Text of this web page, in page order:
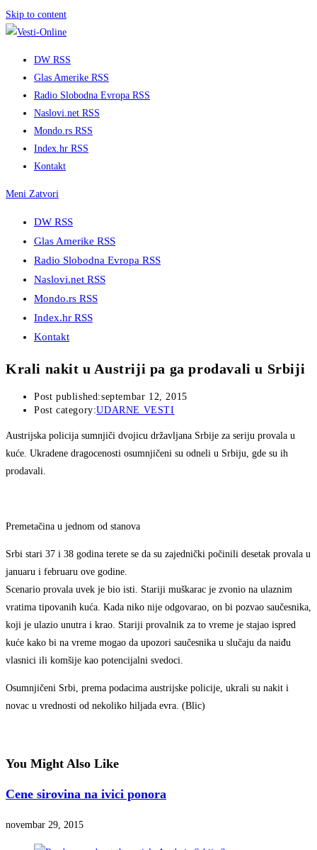
Skip to content
DW RSS
Glas Amerike RSS
Radio Slobodna Evropa RSS
Naslovi.net RSS
Mondo.rs RSS
Index.hr RSS
Kontakt
Meni Zatvori
DW RSS
Glas Amerike RSS
Radio Slobodna Evropa RSS
Naslovi.net RSS
Mondo.rs RSS
Index.hr RSS
Kontakt
Krali nakit u Austriji pa ga prodavali u Srbiji
Post published:septembar 12, 2015
Post category:UDARNE VESTI
Austrijska policija sumnjiči dvojicu državljana Srbije za seriju provala u
kuće. Ukradene dragocenosti osumnjičeni su odneli u Srbiju, gde su ih
prodavali.
Premetačina u jednom od stanova
Srbi stari 37 i 38 godina terete se da su zajednički počinili desetak provala u
januaru i februaru ove godine.
Scenario provala uvek je bio isti. Stariji muškarac je zvonio na ulaznim
vratima tipovanih kuća. Kada niko nije odgovarao, on bi pozvao saučesnika,
koji je ulazio unutra i krao. Stariji provalnik za to vreme je stajao ispred
kuće kako bi na vreme mogao da upozori saučesnika u slučaju da naiđu
vlasnici ili komšije kao potencijalni svedoci.
Osumnjičeni Srbi, prema podacima austrijske policije, ukrali su nakit i
novac u vrednosti od nekoliko hiljada evra. (Blic)
You Might Also Like
Cene sirovina na ivici ponora
novembar 29, 2015